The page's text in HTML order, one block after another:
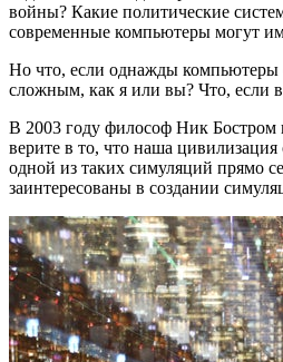
войны? Какие политические
современные компьютеры могут
Но что, если однажды компьютеры
сложным, как я или вы? Что, если
В 2003 году философ Ник Бостром
верите в то, что наша
одной из таких симуляций прямо
заинтересованы в создании